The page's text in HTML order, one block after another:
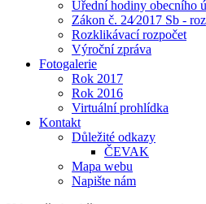
Úřední hodiny obecního
Zákon č. 24⁄2017 Sb -
Rozklikávací rozpočet
Výroční zpráva
Fotogalerie
Rok 2017
Rok 2016
Virtuální prohlídka
Kontakt
Důležité odkazy
ČEVAK
Mapa webu
Napište nám